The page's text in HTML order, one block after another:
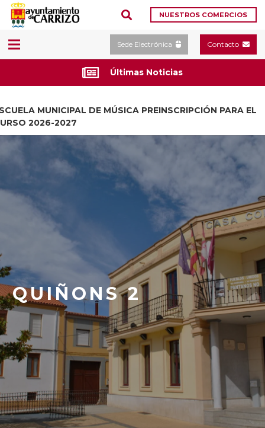
NUESTROS COMERCIOS
Sede Electrónica Contacto
Últimas Noticias
MUNICIPAL DE MÚSICA PREINSCRIPCIÓN PARA EL
2026-2027
QUIÑONS 2